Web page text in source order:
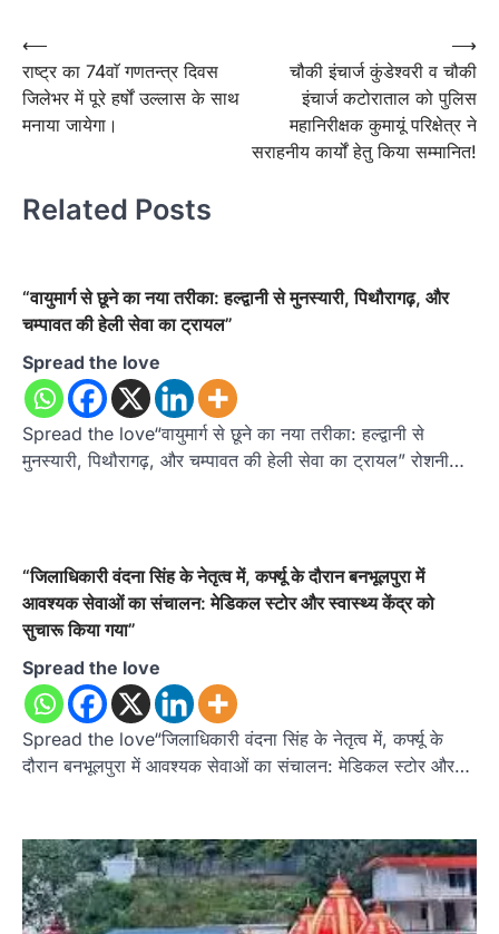
Post
navigation
⟵
राष्ट्र का 74वाॅ गणतन्त्र दिवस
जिलेभर में पूरे हर्षों उल्लास के साथ
मनाया जायेगा।
चौकी इंचार्ज कुंडेश्वरी व चौकी
इंचार्ज कटोराताल को पुलिस
महानिरीक्षक कुमायूं परिक्षेत्र ने
सराहनीय कार्यों हेतु किया सम्मानित!
⟶
Related Posts
“वायुमार्ग से छूने का नया तरीका: हल्द्वानी से मुनस्यारी, पिथौरागढ़, और
चम्पावत की हेली सेवा का ट्रायल”
Spread the love
Spread the love“वायुमार्ग से छूने का नया तरीका: हल्द्वानी से
मुनस्यारी, पिथौरागढ़, और चम्पावत की हेली सेवा का ट्रायल” रोशनी…
“जिलाधिकारी वंदना सिंह के नेतृत्व में, कर्फ्यू के दौरान बनभूलपुरा में
आवश्यक सेवाओं का संचालन: मेडिकल स्टोर और स्वास्थ्य केंद्र को
सुचारू किया गया”
Spread the love
Spread the love“जिलाधिकारी वंदना सिंह के नेतृत्व में, कर्फ्यू के
दौरान बनभूलपुरा में आवश्यक सेवाओं का संचालन: मेडिकल स्टोर और…